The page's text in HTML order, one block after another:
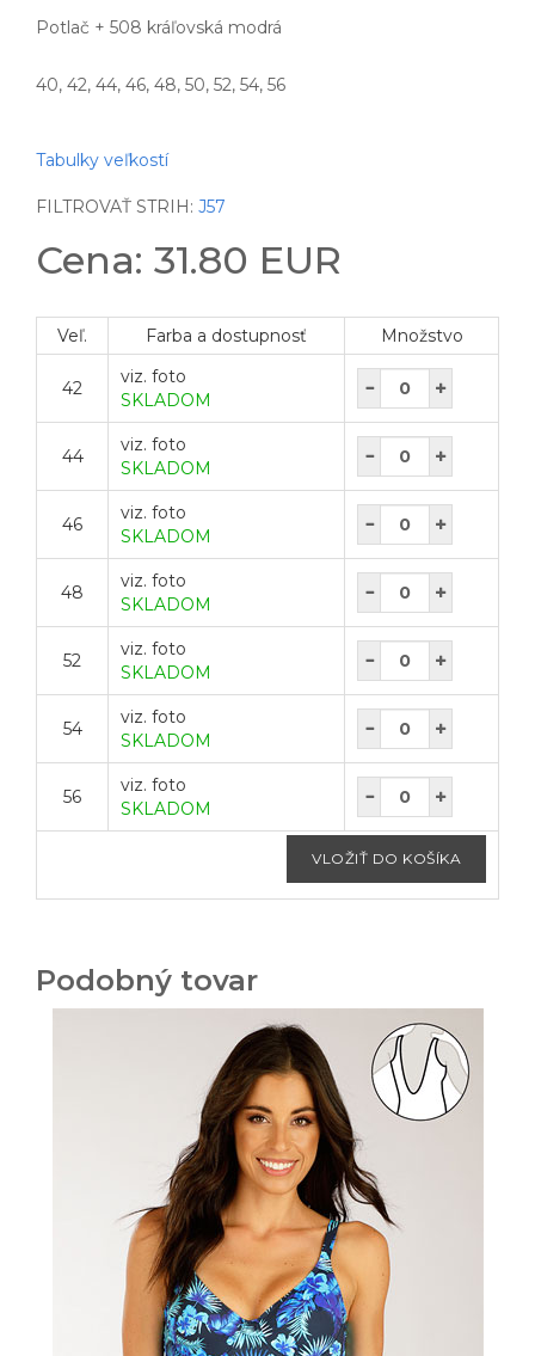
Potlač + 508 kráľovská modrá
40, 42, 44, 46, 48, 50, 52, 54, 56
Tabulky veľkostí
FILTROVAŤ STRIH: J57
Cena: 31.80 EUR
Veľ. Farba a dostupnosť Množstvo
42
viz. foto
SKLADOM
44
viz. foto
SKLADOM
46
viz. foto
SKLADOM
48
viz. foto
SKLADOM
52
viz. foto
SKLADOM
54
viz. foto
SKLADOM
56
viz. foto
SKLADOM
Podobný tovar